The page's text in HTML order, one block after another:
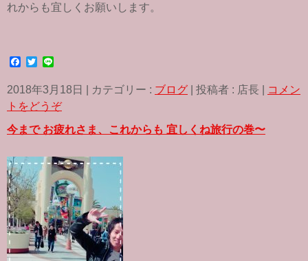
れからも宜しくお願いします。
c
e
b
o
k
T
i
t
t
r
n
e
2018年3月18日 カテゴリー : ブログ 投稿者 : 店長
コメン
トをどうぞ
今まで お疲れさま、これからも 宜しくね旅行の巻〜